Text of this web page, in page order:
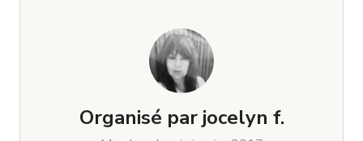
Organisé par jocelyn f.